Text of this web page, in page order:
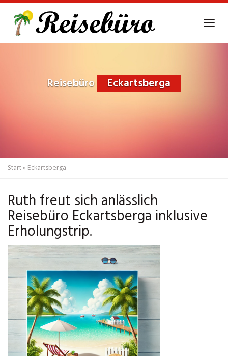
main
Reisebüro Eckartsberga
Start» Eckartsberga
Ruth freut sich anlässlich
Reisebüro Eckartsberga inklusive
Erholungstrip.